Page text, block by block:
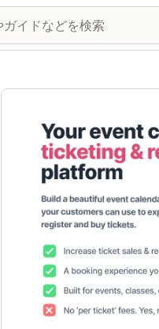
特集の画像ギャラリー